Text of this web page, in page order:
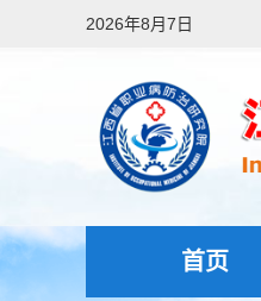
2026年8月7日
首页